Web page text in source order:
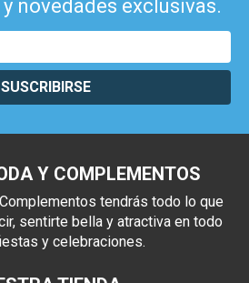
novedades exclusivas.
SUSCRIBIRSE
Y COMPLEMENTOS
tendrás todo lo que
sentirte bella y atractiva en todo
y celebraciones.